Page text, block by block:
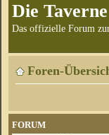
Die
Das offizielle Forum
Foren-
FORUM